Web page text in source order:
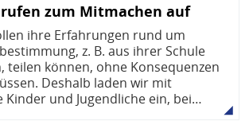
rufen zum Mitmachen auf
ihre Erfahrungen rund um
z. B. aus ihrer Schule
teilen können, ohne Konsequenzen
Deshalb laden wir mit
Kinder und Jugendliche ein, bei…